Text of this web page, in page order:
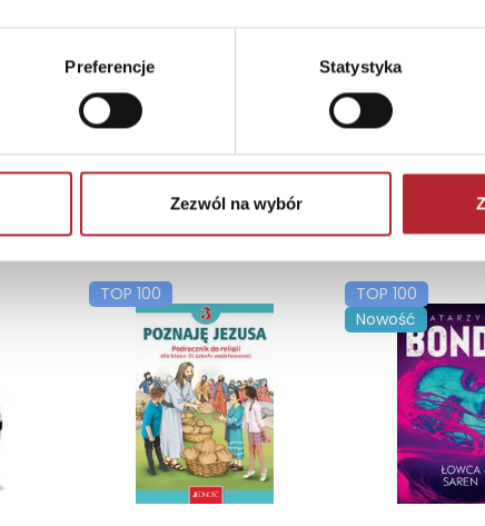
Preferencje Statystyka
Zezwól na wybór
TOP 100
TOP 100
Nowość